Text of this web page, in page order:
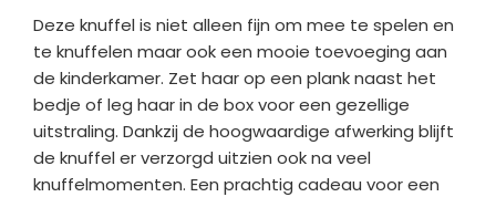
Deze knuffel is niet alleen fijn om mee te spelen en
te knuffelen maar ook een mooie toevoeging aan
de kinderkamer. Zet haar op een plank naast het
bedje of leg haar in de box voor een gezellige
uitstraling. Dankzij de hoogwaardige afwerking blijft
de knuffel er verzorgd uitzien ook na veel
knuffelmomenten. Een prachtig cadeau voor een